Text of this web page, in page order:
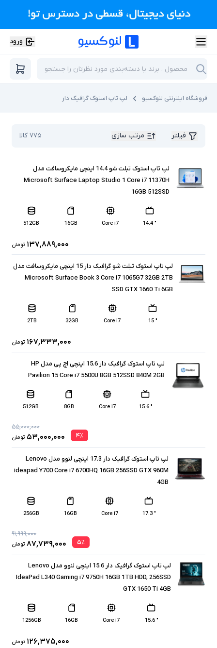
ورود
فروشگاه اینترنتی لنوکسیو لپ تاپ استوک گرافیک دار
فیلتر مرتب سازی ۷۷۵ کالا
لپ تاپ استوک تبلت شو 14.4 اینچی مایکروسافت مدل
Microsoft Surface Laptop Studio 1 Core i7 11370H
16GB 512SSD
" 14.4
Core i7
16GB
512GB
۱۳۷,۸۸۹,۰۰۰ تومان
لپ تاپ استوک تبلت شو گرافیک دار 15 اینچی مایکروسافت مدل
Microsoft Surface Book 3 Core i7 1065G7 32GB 2TB
SSD GTX 1660 Ti 6GB
" 15
Core i7
32GB
2TB
۱۶۷,۳۳۳,۰۰۰ تومان
لپ تاپ استوک گرافیک دار 15.6 اینچی اچ پی مدل HP
Pavilion 15 Core i7 5500U 8GB 512SSD 840M 2GB
" 15.6
Core i7
8GB
512GB
۴٪
۵۵,۰۰۰,۰۰۰
۵۳,۰۰۰,۰۰۰ تومان
لپ تاپ استوک گرافیک دار 17.3 اینچی لنوو مدل Lenovo
ideapad Y700 Core i7 6700HQ 16GB 256SSD GTX 960M
4GB
" 17.3
Core i7
16GB
256GB
۵٪
۹۱,۹۹۹,۰۰۰
۸۷,۷۳۹,۰۰۰ تومان
لپ تاپ استوک گرافیک دار 15.6 اینچی لنوو مدل Lenovo
IdeaPad L340 Gaming i7 9750H 16GB 1TB HDD, 256SSD
GTX 1650 Ti 4GB
" 15.6
Core i7
16GB
1256GB
۱۲۶,۳۷۵,۰۰۰ تومان